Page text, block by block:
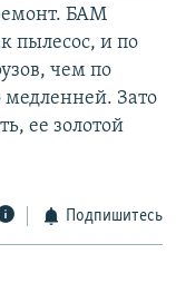
БАМ
пылесос, и по
чем по
медленней. Зато
ее золотой
Подпишитесь